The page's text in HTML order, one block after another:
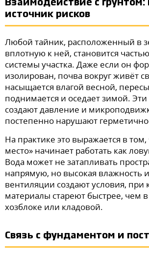
Взаимодействие с грунтом:
источник рисков
Любой тайник, расположенный в
вплотную к ней, становится
системы участка. Даже если он
изолирован, почва вокруг живёт
насыщается влагой весной,
поднимается и оседает зимой.
создают давление и
постепенно нарушают
На практике это выражается в том,
место» начинает работать как
Вода может не затапливать
напрямую, но высокая влажность и
вентиляции создают условия,
материалы стареют быстрее, чем
хозблоке или кладовой.
Связь с фундаментом и